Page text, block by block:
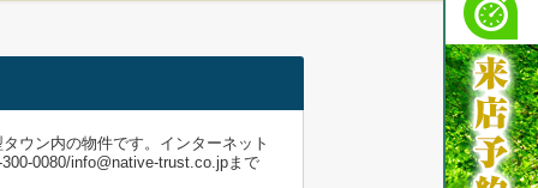
ウン内の物件です。インターネット
0080/info@native-trust.co.jpまで